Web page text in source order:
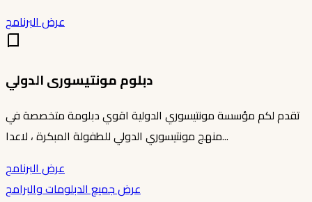
عرض البرنامج
دبلوم مونتيسورى الدولي
تقدم لكم مؤسسة مونتيسوري الدولية اقوي دبلومة متخصصة في
منهج مونتيسوري الدولي للطفولة المبكرة ، لاعدا...
عرض البرنامج
عرض جميع الدبلومات والبرامج